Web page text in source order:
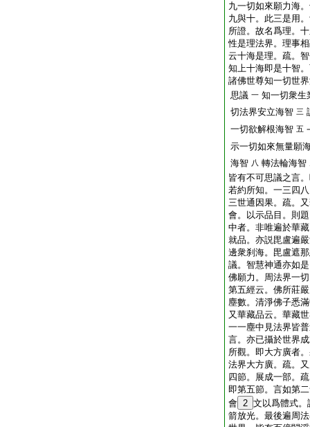
九一切如來願力海
九與十。此三是用
所證。故名爲理。
性是理法界。理事
云十海是理。疏。
知上十海即是十智
諸佛世尊知一切世
思議 一 知一切衆生
切法界安立海智 三
一切欲解根海智 五
示一切如來無量願
海智 八 轉法輪海智
皆有不可思議之言
若約所知。一三四
三世通因果。疏。
會。以示品目。則
中者。非唯遍於華
就品。亦説毘盧遍
邊衆刹海。毘盧遮
議。智慧神通亦如
佛願力。周法界一
第五經云。佛所莊
塵數。清淨佛子悉
又華藏品云。華藏
一一塵中見法界皆
言。亦已攝於世界
所觀。即大方廣者
法界大方廣。疏。
四節。展成一部。
即第五節。言如第
會 2 文以爲體式。
箭放光。最後遍周